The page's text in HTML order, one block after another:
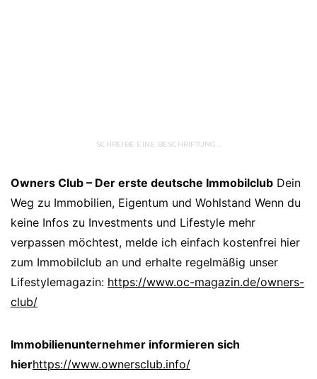
SCHREIBE EINE BESCHRIFTUNG…
Owners Club – Der erste deutsche Immobilclub Dein
Weg zu Immobilien, Eigentum und Wohlstand Wenn du
keine Infos zu Investments und Lifestyle mehr
verpassen möchtest, melde ich einfach kostenfrei hier
zum Immobilclub an und erhalte regelmäßig unser
Lifestylemagazin: https://www.oc-magazin.de/owners-
club/
Immobilienunternehmer informieren sich
hierhttps://www.ownersclub.info/